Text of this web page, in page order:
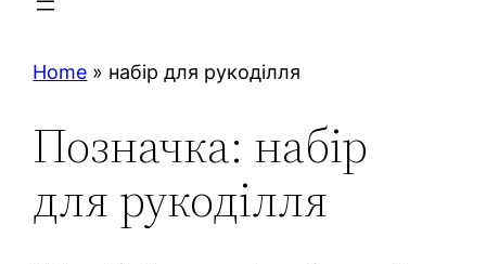
Home » набір для рукоділля
Позначка: набір
для рукоділля